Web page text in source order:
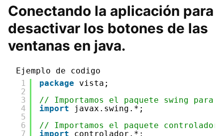
Conectando la aplicación para
desactivar los botones de las
ventanas en java.
Ejemplo de codigo
1
2
3
4
5
6
7
package
vista;
// Importamos el paquete swing
import
javax.swing.*;
// Importamos el paquete controlador
import
controlador.*;